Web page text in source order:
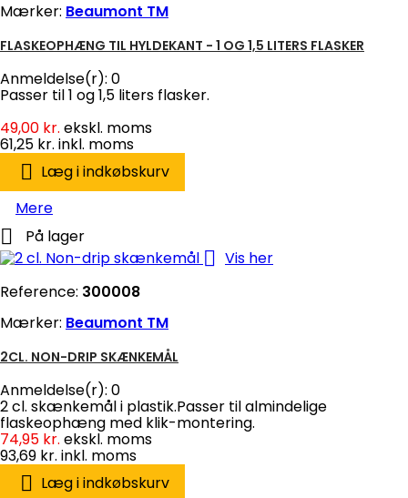
Mærker: Beaumont TM
FLASKEOPHÆNG TIL HYLDEKANT - 1 OG 1,5 LITERS FLASKER
Anmeldelse(r): 0
Passer til 1 og 1,5 liters flasker.
49,00 kr. ekskl. moms
61,25 kr. inkl. moms
 Læg i indkøbskurv
Mere
 På lager
 Vis her
Reference: 300008
Mærker: Beaumont TM
2CL. NON-DRIP SKÆNKEMÅL
Anmeldelse(r): 0
2 cl. skænkemål i plastik.Passer til almindelige
flaskeophæng med klik-montering.
74,95 kr. ekskl. moms
93,69 kr. inkl. moms
 Læg i indkøbskurv